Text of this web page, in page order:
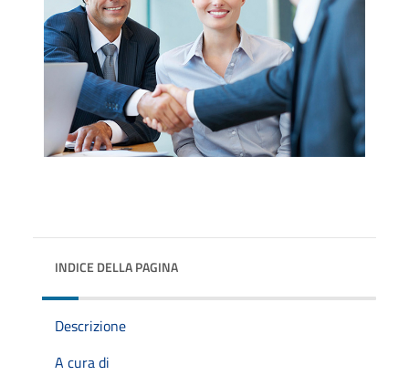
INDICE DELLA PAGINA
Descrizione
A cura di